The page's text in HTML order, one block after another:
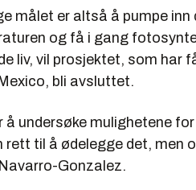
målet er altså å pumpe
og få i gang
liv, vil prosjektet, som har
bli avsluttet.
å undersøke mulighetene
rett til å ødelegge det, men
Gonzalez.